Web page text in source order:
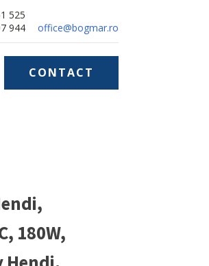
525
944
office@bogmar.ro
CONTACT
180W,